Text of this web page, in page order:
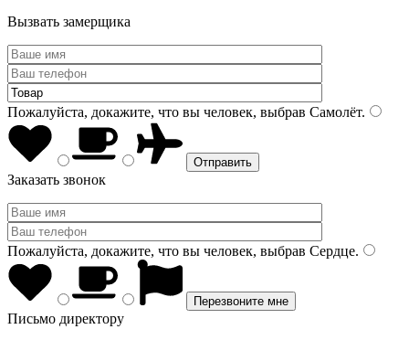
Вызвать замерщика
Пожалуйста, докажите, что вы человек, выбрав Самолёт.
Заказать звонок
Пожалуйста, докажите, что вы человек, выбрав Сердце.
Письмо директору